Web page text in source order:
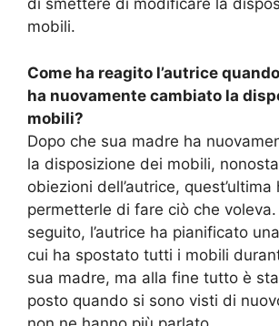
di smettere di modificare la
mobili.
Come ha reagito l’autrice
ha nuovamente cambiato la
mobili?
Dopo che sua madre ha
la disposizione dei mobili,
obiezioni dell’autrice,
permetterle di fare ciò che
seguito, l’autrice ha pianificato
cui ha spostato tutti i mobili
sua madre, ma alla fine tutto è
posto quando si sono visti di